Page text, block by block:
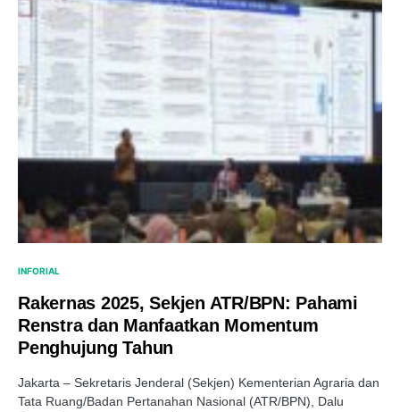
INFORIAL
Rakernas 2025, Sekjen ATR/BPN: Pahami
Renstra dan Manfaatkan Momentum
Penghujung Tahun
Jakarta – Sekretaris Jenderal (Sekjen) Kementerian Agraria dan
Tata Ruang/Badan Pertanahan Nasional (ATR/BPN), Dalu